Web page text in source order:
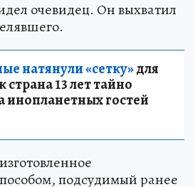
очевидец. Он выхватил
натянули «сетку»для
13 лет тайно
инопланетных гостей
подсудимый ранее